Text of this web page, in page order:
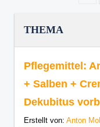
THEMA
Pflegemittel:
+ Salben +
Dekubitus
Erstellt von: Anton